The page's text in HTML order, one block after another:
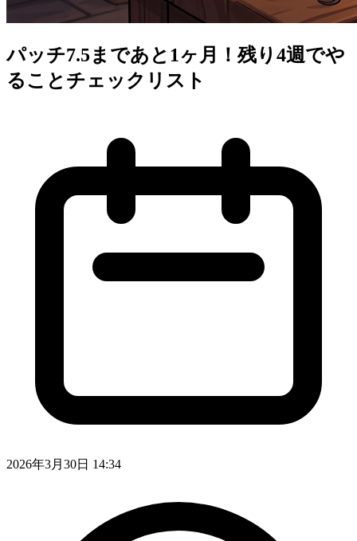
パッチ7.5まであと1ヶ月！残り4週でや
ることチェックリスト
2026年3月30日 14:34